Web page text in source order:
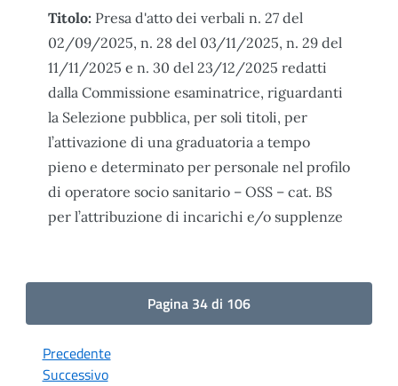
Titolo: Presa d'atto dei verbali n. 27 del
02/09/2025, n. 28 del 03/11/2025, n. 29 del
11/11/2025 e n. 30 del 23/12/2025 redatti
dalla Commissione esaminatrice, riguardanti
la Selezione pubblica, per soli titoli, per
l’attivazione di una graduatoria a tempo
pieno e determinato per personale nel profilo
di operatore socio sanitario – OSS – cat. BS
per l’attribuzione di incarichi e/o supplenze
Pagina 34 di 106
Precedente
Successivo